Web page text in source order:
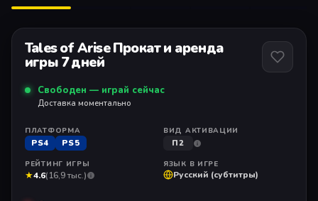
Tales of Arise Прокат и аренда
игры 7 дней
Свободен — играй сейчас
Доставка моментально
ПЛАТФОРМА
PS4 PS5
ВИД АКТИВАЦИИ
П2
РЕЙТИНГ ИГРЫ
★4.6(16,9 тыс.)
ЯЗЫК В ИГРЕ
Русский (субтитры)